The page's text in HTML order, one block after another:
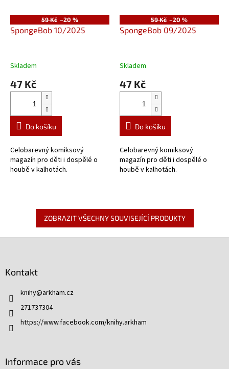
59 Kč –20 %
SpongeBob 10/2025
Skladem
47 Kč
Do košíku
Celobarevný komiksový
magazín pro děti i dospělé o
houbě v kalhotách.
59 Kč –20 %
SpongeBob 09/2025
Skladem
47 Kč
Do košíku
Celobarevný komiksový
magazín pro děti i dospělé o
houbě v kalhotách.
ZOBRAZIT VŠECHNY SOUVISEJÍCÍ PRODUKTY
Kontakt
knihy@arkham.cz
271737304
https://www.facebook.com/knihy.arkham
Informace pro vás